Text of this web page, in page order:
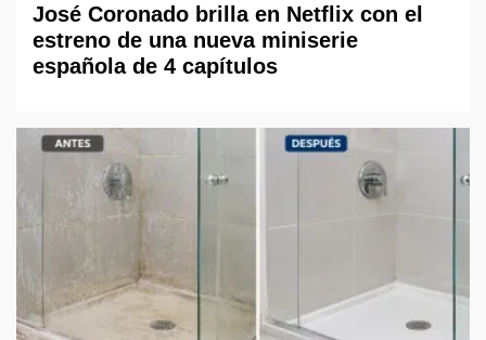
José Coronado brilla en Netflix con el
estreno de una nueva miniserie
española de 4 capítulos